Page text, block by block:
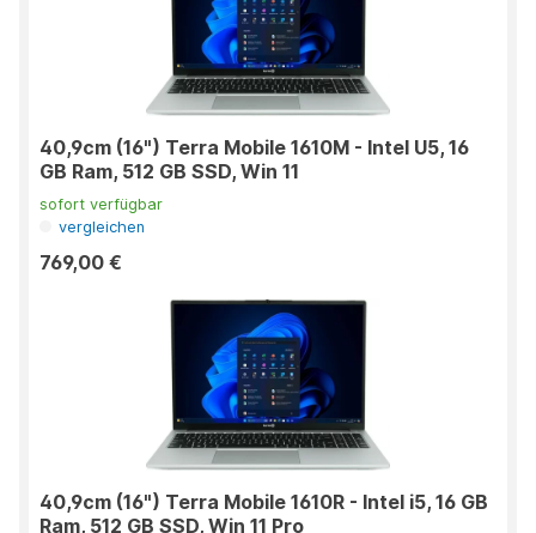
40,9cm (16") Terra Mobile 1610M - Intel U5, 16
GB Ram, 512 GB SSD, Win 11
sofort verfügbar
vergleichen
769,00 €
40,9cm (16") Terra Mobile 1610R - Intel i5, 16 GB
Ram, 512 GB SSD, Win 11 Pro